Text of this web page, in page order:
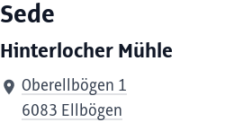
Sede
Hinterlocher Mühle
Oberellbögen 1
6083 Ellbögen